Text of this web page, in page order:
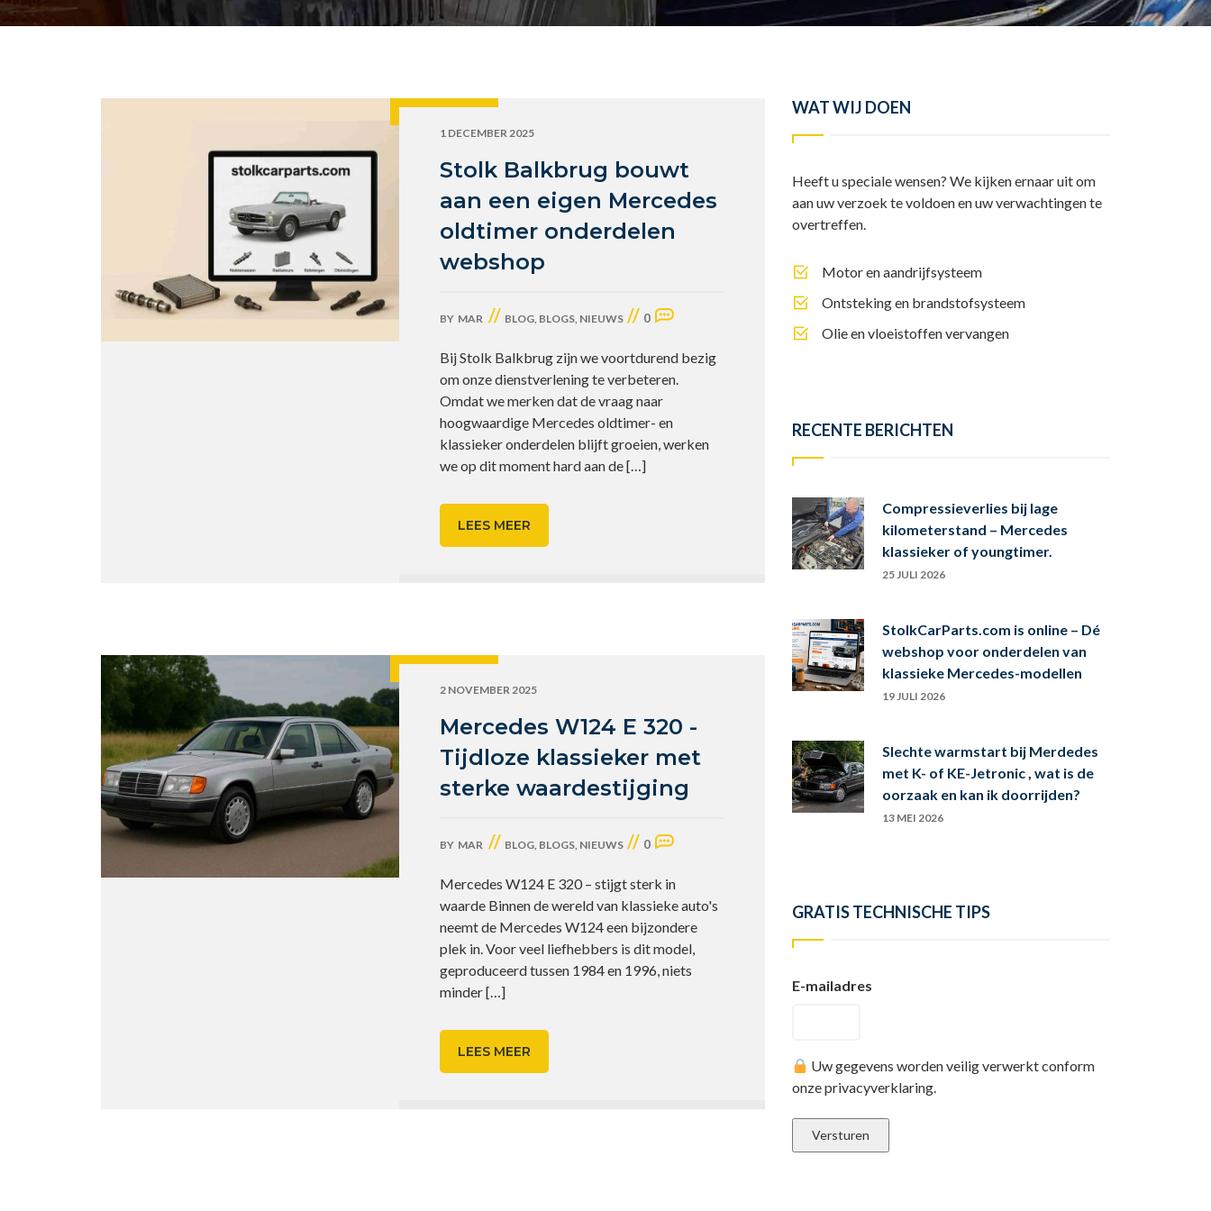
1 DECEMBER 2025
Stolk Balkbrug bouwt
aan een eigen Mercedes
oldtimer onderdelen
webshop
BY MAR // BLOG, BLOGS, NIEUWS // 0
Bij Stolk Balkbrug zijn we voortdurend bezig
om onze dienstverlening te verbeteren.
Omdat we merken dat de vraag naar
hoogwaardige Mercedes oldtimer- en
klassieker onderdelen blijft groeien, werken
we op dit moment hard aan de[…]
LEES MEER
2 NOVEMBER 2025
Mercedes W124 E 320 -
Tijdloze klassieker met
sterke waardestijging
BY MAR // BLOG, BLOGS, NIEUWS // 0
Mercedes W124 E 320 – stijgt sterk in
waarde Binnen de wereld van klassieke auto's
neemt de Mercedes W124 een bijzondere
plek in. Voor veel liefhebbers is dit model,
geproduceerd tussen 1984 en 1996, niets
minder[…]
LEES MEER
WAT WIJ DOEN
Heeft u speciale wensen? We kijken ernaar uit om
aan uw verzoek te voldoen en uw verwachtingen te
overtreffen.
Motor en aandrijfsysteem
Ontsteking en brandstofsysteem
Olie en vloeistoffen vervangen
RECENTE BERICHTEN
Compressieverlies bij lage
kilometerstand – Mercedes
klassieker of youngtimer.
25 JULI 2026
StolkCarParts.com is online – Dé
webshop voor onderdelen van
klassieke Mercedes-modellen
19 JULI 2026
Slechte warmstart bij Merdedes
met K- of KE-Jetronic , wat is de
oorzaak en kan ik doorrijden?
13 MEI 2026
GRATIS TECHNISCHE TIPS
E-mailadres
Uw gegevens worden veilig verwerkt conform
onze privacyverklaring.
I
A
L
l